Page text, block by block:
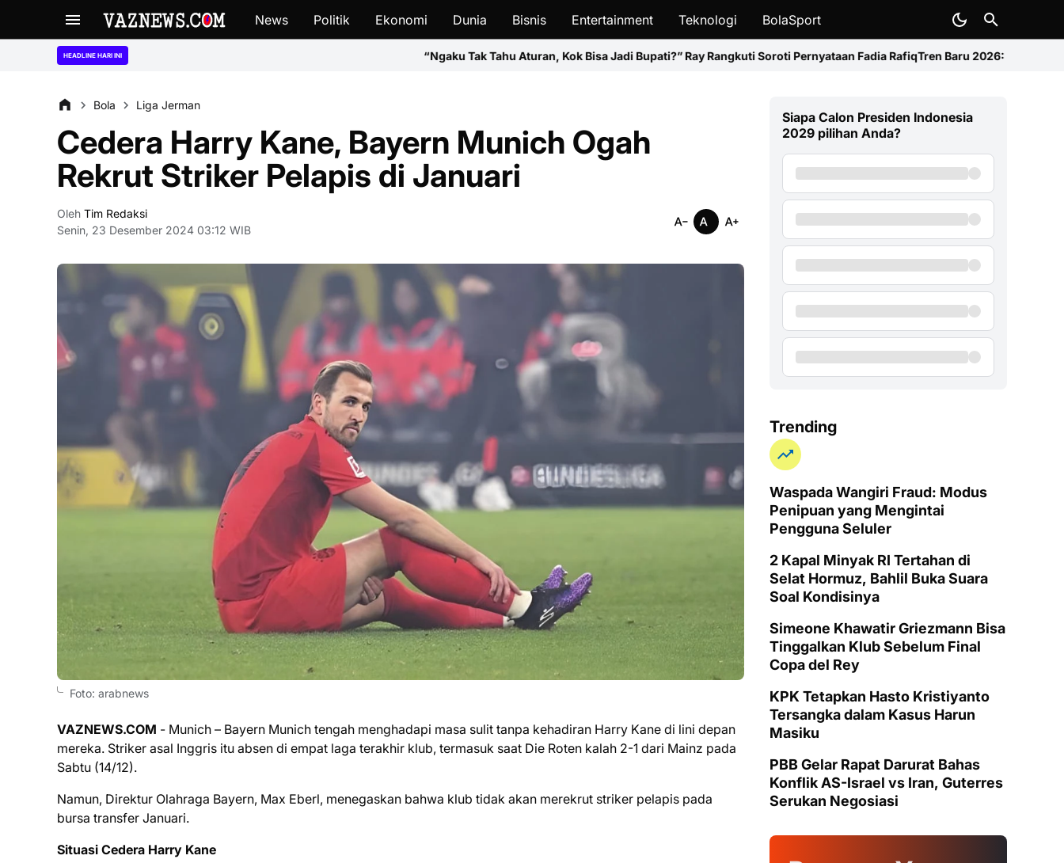
News Politik Ekonomi Dunia Bisnis Entertainment Teknologi BolaSport
HEADLINE HARI INI “Ngaku Tak Tahu Aturan, Kok Bisa Jadi Bupati?” Ray Rangkuti Soroti Pernyataan Fadia RafiqTren Baru 2026: Harga HP Makin Mahal, Xiaomi
Bola Liga Jerman
Cedera Harry Kane, Bayern Munich Ogah
Rekrut Striker Pelapis di Januari
Oleh Tim Redaksi
Senin, 23 Desember 2024 03:12 WIB
Foto: arabnews
VAZNEWS.COM - Munich – Bayern Munich tengah menghadapi masa sulit tanpa kehadiran Harry Kane di lini depan
mereka. Striker asal Inggris itu absen di empat laga terakhir klub, termasuk saat Die Roten kalah 2-1 dari Mainz pada
Sabtu (14/12).
Namun, Direktur Olahraga Bayern, Max Eberl, menegaskan bahwa klub tidak akan merekrut striker pelapis pada
bursa transfer Januari.
Situasi Cedera Harry Kane
Siapa Calon Presiden Indonesia
2029 pilihan Anda?
Trending
Waspada Wangiri Fraud: Modus
Penipuan yang Mengintai
Pengguna Seluler
2 Kapal Minyak RI Tertahan di
Selat Hormuz, Bahlil Buka Suara
Soal Kondisinya
Simeone Khawatir Griezmann Bisa
Tinggalkan Klub Sebelum Final
Copa del Rey
KPK Tetapkan Hasto Kristiyanto
Tersangka dalam Kasus Harun
Masiku
PBB Gelar Rapat Darurat Bahas
Konflik AS-Israel vs Iran, Guterres
Serukan Negosiasi